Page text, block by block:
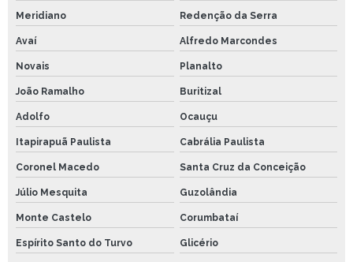
Meridiano Redenção da Serra
Avaí Alfredo Marcondes
Novais Planalto
João Ramalho Buritizal
Adolfo Ocauçu
Itapirapuã Paulista Cabrália Paulista
Coronel Macedo Santa Cruz da Conceição
Júlio Mesquita Guzolândia
Monte Castelo Corumbataí
Espírito Santo do Turvo Glicério